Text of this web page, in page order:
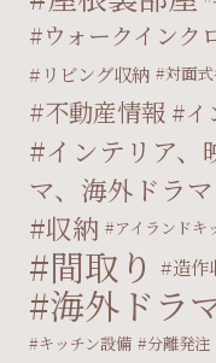
ウォークインク
リビング収納 対面
不動産情報 イ
インテリア、
マ、海外ドラ
収納
アイランドキ
間取り 造作
海外ドラ
キッチン設備
分離発注